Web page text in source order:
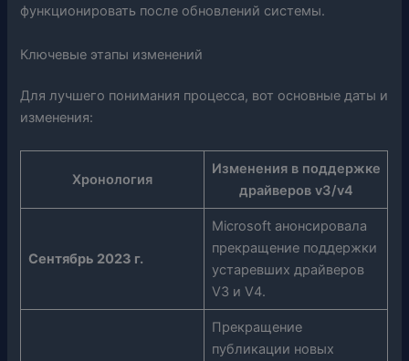
функционировать после обновлений системы.
Ключевые этапы изменений
Для лучшего понимания процесса, вот основные даты и
изменения:
Хронология
Изменения в поддержке
драйверов v3/v4
Сентябрь 2023 г.
Microsoft анонсировала
прекращение поддержки
устаревших драйверов
V3 и V4.
Прекращение
публикации новых